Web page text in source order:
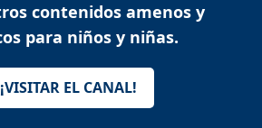
contenidos amenos y
para niños y niñas.
¡VISITAR EL CANAL!